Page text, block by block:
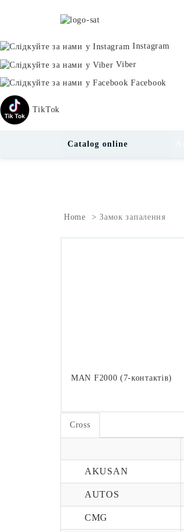
Instagram
Viber
Facebook
TikTok
Catalog online
Home Замок запалення
MAN F2000 (7-контактів)
Cross
AKUSAN
AUTOS
CMG